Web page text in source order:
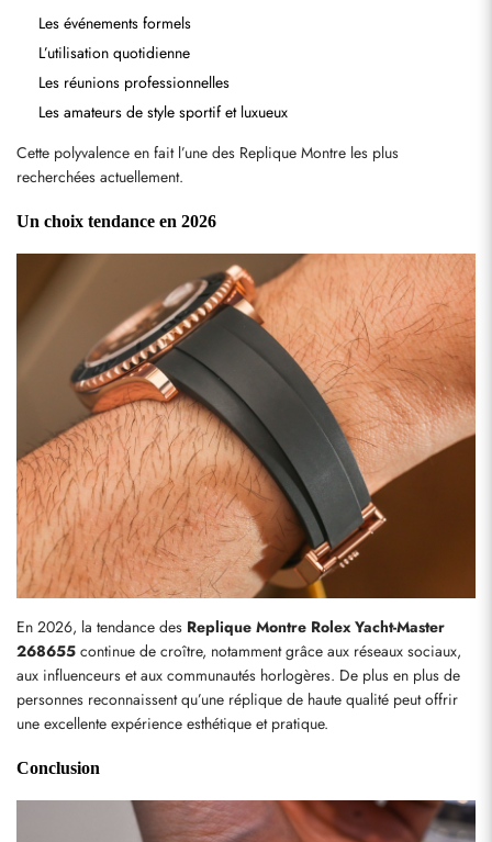
Les événements formels
L’utilisation quotidienne
Les réunions professionnelles
Les amateurs de style sportif et luxueux
Cette polyvalence en fait l’une des Replique Montre les plus
recherchées actuellement.
Un choix tendance en 2026
En 2026, la tendance des Replique Montre Rolex Yacht-Master
268655 continue de croître, notamment grâce aux réseaux sociaux,
aux influenceurs et aux communautés horlogères. De plus en plus de
personnes reconnaissent qu’une réplique de haute qualité peut offrir
une excellente expérience esthétique et pratique.
Conclusion
Envoyer